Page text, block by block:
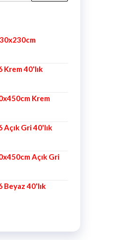
Krem 40'lık
Krem
Açık Gri 40'lık
Açık Gri
Beyaz 40'lık